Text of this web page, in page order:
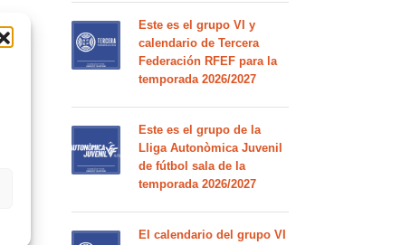
Este es el grupo VI y
calendario de Tercera
Federación RFEF para la
temporada 2026/2027
Este es el grupo de la
Lliga Autonòmica Juvenil
de fútbol sala de la
temporada 2026/2027
El calendario del grupo VI